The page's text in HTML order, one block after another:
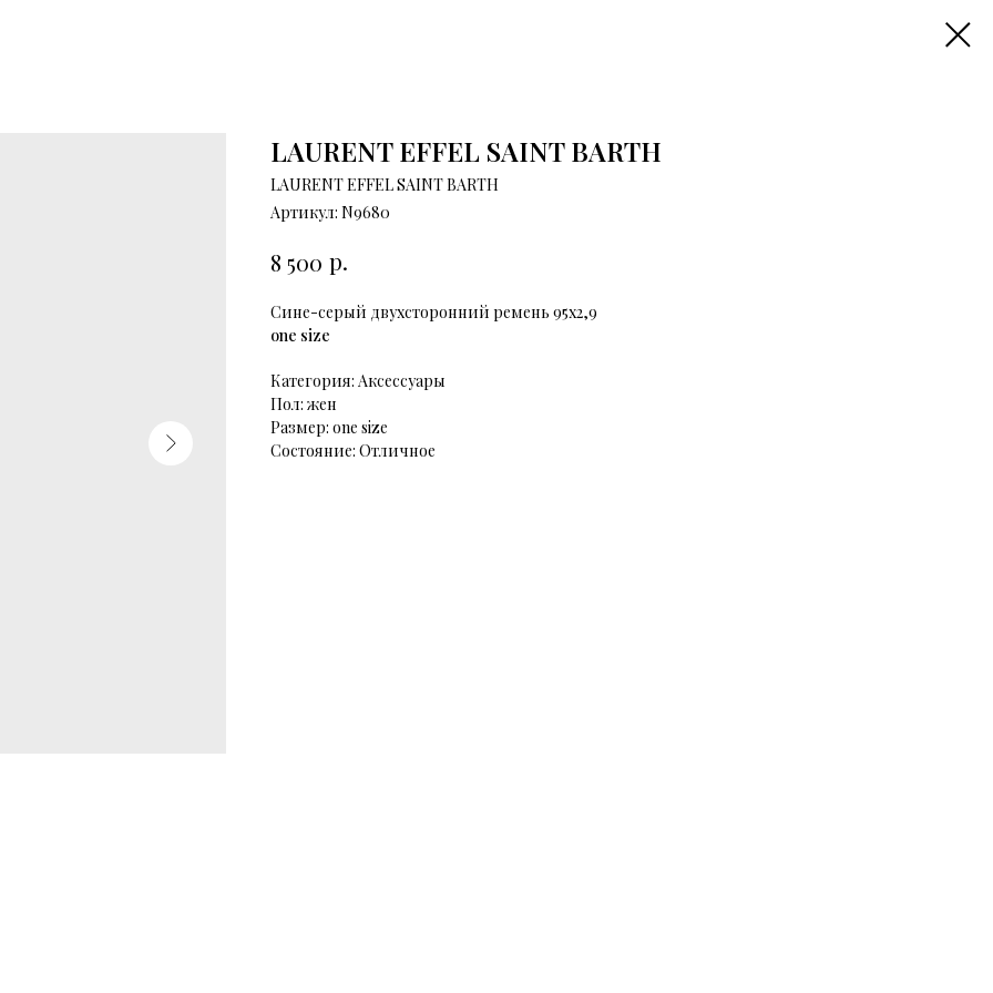
LAURENT EFFEL SAINT BARTH
LAURENT EFFEL SAINT BARTH
Артикул: N9680
8 500 р.
Сине-серый двухсторонний ремень 95х2,9
one size
Категория: Аксессуары
Пол: жен
Размер: one size
Состояние: Отличное